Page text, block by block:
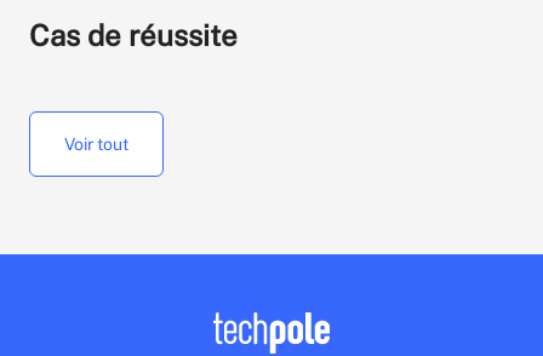
Cas de réussite
Voir tout